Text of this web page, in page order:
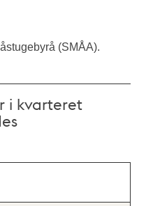
(SMÅA).
i kvarteret